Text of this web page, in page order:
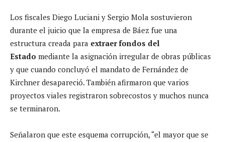
Los fiscales Diego Luciani y Sergio Mola sostuvieron
durante el juicio que la empresa de Báez fue una
estructura creada para extraer fondos del
Estado mediante la asignación irregular de obras públicas
y que cuando concluyó el mandato de Fernández de
Kirchner desapareció. También afirmaron que varios
proyectos viales registraron sobrecostos y muchos nunca
se terminaron.
Señalaron que este esquema corrupción, “el mayor que se